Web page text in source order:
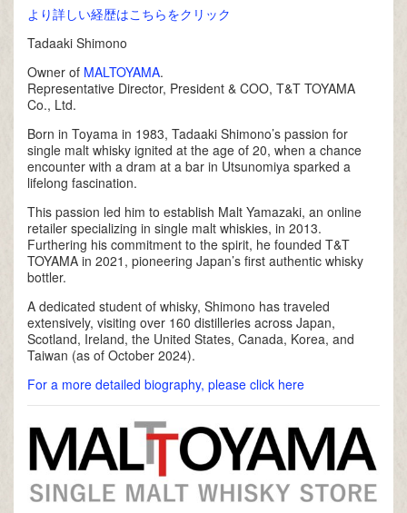
より詳しい経歴はこちらをクリック
Tadaaki Shimono
Owner of MALTOYAMA.
Representative Director, President & COO, T&T TOYAMA
Co., Ltd.
Born in Toyama in 1983, Tadaaki Shimono’s passion for
single malt whisky ignited at the age of 20, when a chance
encounter with a dram at a bar in Utsunomiya sparked a
lifelong fascination.
This passion led him to establish Malt Yamazaki, an online
retailer specializing in single malt whiskies, in 2013.
Furthering his commitment to the spirit, he founded T&T
TOYAMA in 2021, pioneering Japan’s first authentic whisky
bottler.
A dedicated student of whisky, Shimono has traveled
extensively, visiting over 160 distilleries across Japan,
Scotland, Ireland, the United States, Canada, Korea, and
Taiwan (as of October 2024).
For a more detailed biography, please click here